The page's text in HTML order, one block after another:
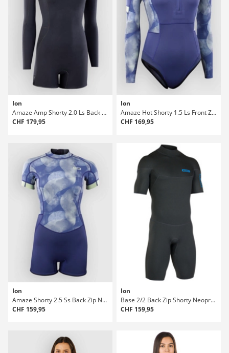
Ion
Amaze Amp Shorty 2.0 Ls Back Zip Neoprenanzug
CHF 179,95
Ion
Amaze Hot Shorty 1.5 Ls Front Zip Neoprenanzug
CHF 169,95
Ion
Amaze Shorty 2.5 Ss Back Zip Neoprenanzug
CHF 159,95
Ion
Base 2/2 Back Zip Shorty Neoprenanzug
CHF 159,95